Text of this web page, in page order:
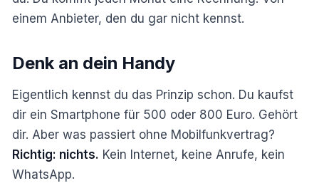
einem Anbieter, den du gar nicht kennst.
Denk an dein Handy
Eigentlich kennst du das Prinzip schon. Du kaufst
dir ein Smartphone für 500 oder 800 Euro. Gehört
dir. Aber was passiert ohne Mobilfunkvertrag?
Richtig: nichts. Kein Internet, keine Anrufe, kein
WhatsApp.